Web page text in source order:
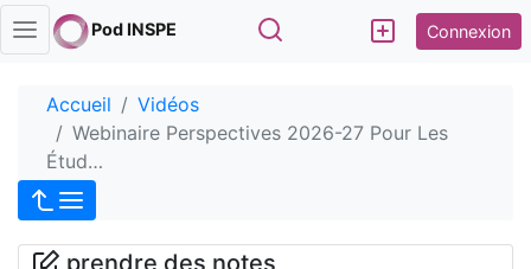
Pod INSPE Rechercher Connexion
Accueil
Vidéos
Webinaire Perspectives 2026-27 Pour Les
Étud…
prendre des notes